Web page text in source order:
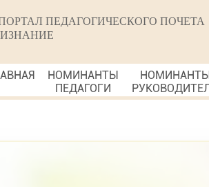
ПЕДАГОГИЧЕСКОГО ПОЧЕТА
НОМИНАНТЫ
ПЕДАГОГИ